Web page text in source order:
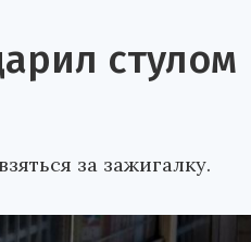
стулом
за зажигалку.